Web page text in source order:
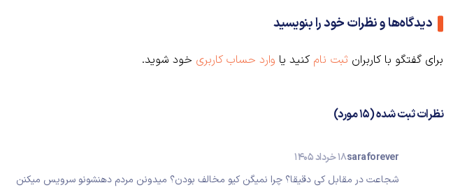
دیدگاه‌ها و نظرات خود را بنویسید
برای گفتگو با کاربران ثبت نام کنید یا وارد حساب کاربری خود شوید.
نظرات ثبت شده (15 مورد)
saraforever18 خرداد 1405
شجاعت در مقابل کی دقیقا؟ چرا نمیگن کیو مخالف بودن؟ میدونن مردم دهنشونو سرویس میکنن